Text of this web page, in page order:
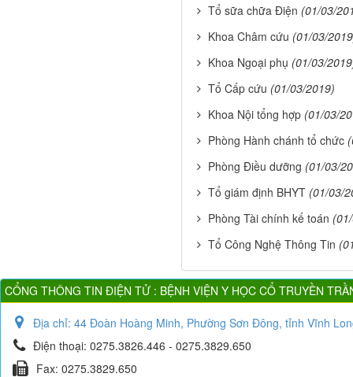
Tổ sữa chữa Điện (01/03/
Khoa Châm cứu (01/03/
Khoa Ngoại phụ (01/03/
Tổ Cấp cứu (01/03/2019)
Khoa Nội tổng hợp (01/03/
Phòng Hành chánh tổ chức
Phòng Điều dưỡng (01/03/
Tổ giám định BHYT (01/03/
Phòng Tài chính kế toán
Tổ Công Nghệ Thông Tin
CỔNG THÔNG TIN ĐIỆN TỬ : BỆNH VIỆN Y HỌC CỔ TRUYỀN
Địa chỉ: 44 Đoàn Hoàng Minh, Phường Sơn Đông, tỉnh Vĩnh
Điện thoại: 0275.3826.446 - 0275.3829.650
Fax: 0275.3829.650